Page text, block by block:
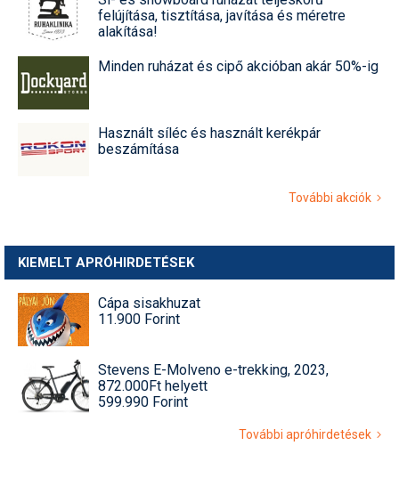
felújítása, tisztítása, javítása és méretre
alakítása!
Minden ruházat és cipő akcióban akár 50%-ig
Használt síléc és használt kerékpár
beszámítása
További akciók
KIEMELT APRÓHIRDETÉSEK
Cápa sisakhuzat
11.900 Forint
Stevens E-Molveno e-trekking, 2023,
872.000Ft helyett
599.990 Forint
További apróhirdetések